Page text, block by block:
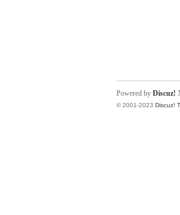
Powered by Discuz!
© 2001-2023 Discuz!